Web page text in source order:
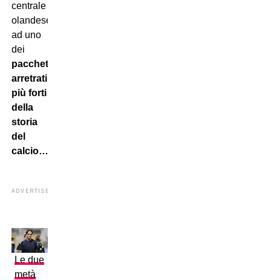
centrale
olandese
ad uno
dei
pacchetti
arretrati
più forti
della
storia
del
calcio…
ADVERTISEMENT
Le due
metà